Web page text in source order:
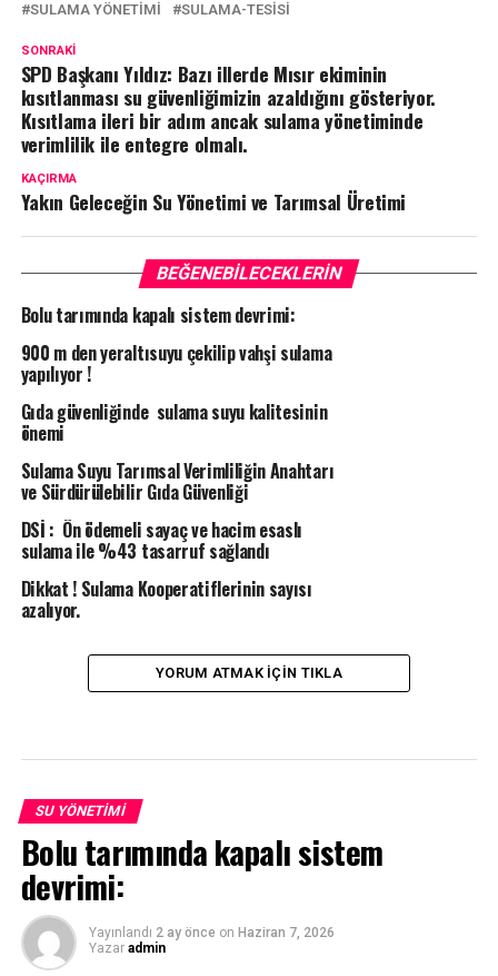
SULAMA YÖNETIMI
SULAMA-TESISI
SONRAKI
SPD Başkanı Yıldız: Bazı illerde Mısır ekiminin
kısıtlanması su güvenliğimizin azaldığını gösteriyor.
Kısıtlama ileri bir adım ancak sulama yönetiminde
verimlilik ile entegre olmalı.
KAÇIRMA
Yakın Geleceğin Su Yönetimi ve Tarımsal Üretimi
BEĞENEBILECEKLERIN
Bolu tarımında kapalı sistem devrimi:
900 m den yeraltısuyu çekilip vahşi sulama
yapılıyor !
Gıda güvenliğinde sulama suyu kalitesinin
önemi
Sulama Suyu Tarımsal Verimliliğin Anahtarı
ve Sürdürülebilir Gıda Güvenliği
DSİ : Ön ödemeli sayaç ve hacim esaslı
sulama ile %43 tasarruf sağlandı
Dikkat ! Sulama Kooperatiflerinin sayısı
azalıyor.
YORUM ATMAK IÇIN TIKLA
SU YÖNETIMI
Bolu tarımında kapalı sistem
devrimi:
Yayınlandı 2 ay önce on Haziran 7, 2026
Yazar admin